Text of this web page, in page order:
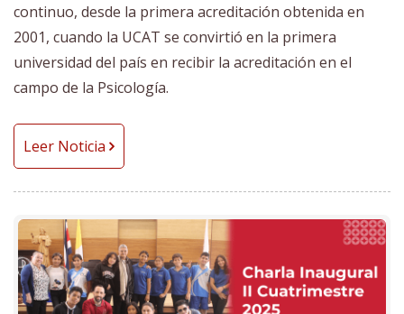
continuo, desde la primera acreditación obtenida en
2001, cuando la UCAT se convirtió en la primera
universidad del país en recibir la acreditación en el
campo de la Psicología.
Leer Noticia